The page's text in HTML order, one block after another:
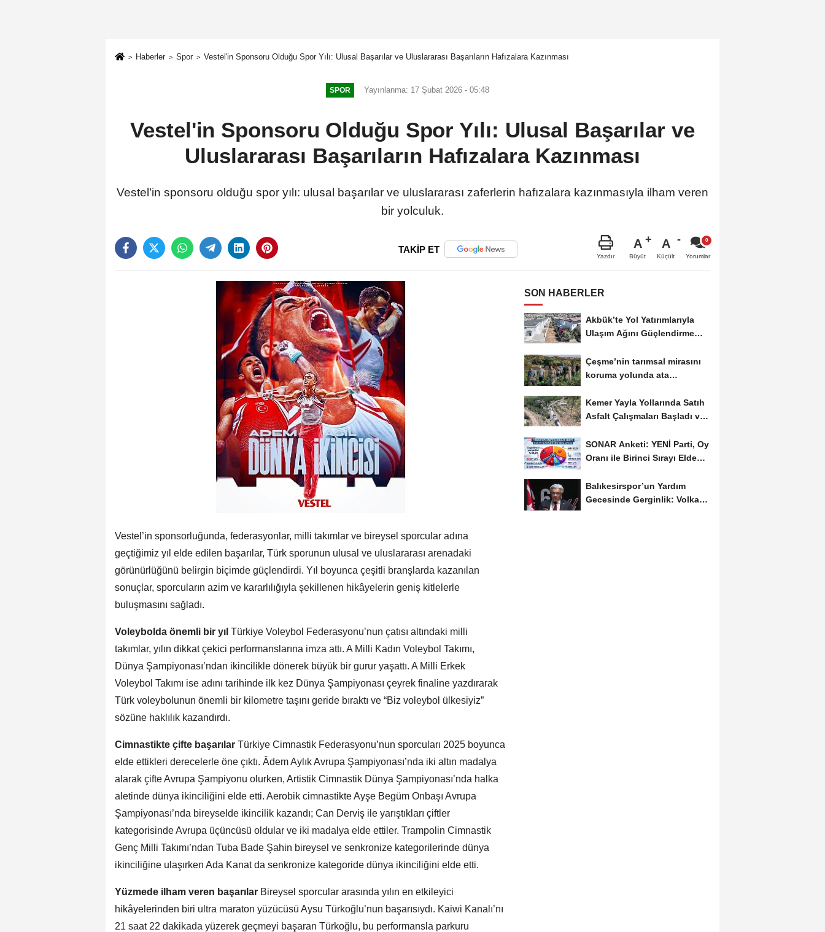
Haberler Spor Vestel'in Sponsoru Olduğu Spor Yılı: Ulusal Başarılar ve Uluslararası Başarıların Hafızalara Kazınması
SPOR Yayınlanma: 17 Şubat 2026 - 05:48
Vestel'in Sponsoru Olduğu Spor Yılı: Ulusal Başarılar ve
Uluslararası Başarıların Hafızalara Kazınması
Vestel’in sponsoru olduğu spor yılı: ulusal başarılar ve uluslararası zaferlerin hafızalara kazınmasıyla ilham veren
bir yolculuk.
TAKİP ET
Yazdır
A
Büyüt
A
Küçült Yorumlar
Vestel’in sponsorluğunda, federasyonlar, milli takımlar ve bireysel sporcular adına
geçtiğimiz yıl elde edilen başarılar, Türk sporunun ulusal ve uluslararası arenadaki
görünürlüğünü belirgin biçimde güçlendirdi. Yıl boyunca çeşitli branşlarda kazanılan
sonuçlar, sporcuların azim ve kararlılığıyla şekillenen hikâyelerin geniş kitlelerle
buluşmasını sağladı.
Voleybolda önemli bir yıl Türkiye Voleybol Federasyonu’nun çatısı altındaki milli
takımlar, yılın dikkat çekici performanslarına imza attı. A Milli Kadın Voleybol Takımı,
Dünya Şampiyonası’ndan ikincilikle dönerek büyük bir gurur yaşattı. A Milli Erkek
Voleybol Takımı ise adını tarihinde ilk kez Dünya Şampiyonası çeyrek finaline yazdırarak
Türk voleybolunun önemli bir kilometre taşını geride bıraktı ve “Biz voleybol ülkesiyiz”
sözüne haklılık kazandırdı.
Cimnastikte çifte başarılar Türkiye Cimnastik Federasyonu’nun sporcuları 2025 boyunca
elde ettikleri derecelerle öne çıktı. Âdem Aylık Avrupa Şampiyonası’nda iki altın madalya
alarak çifte Avrupa Şampiyonu olurken, Artistik Cimnastik Dünya Şampiyonası’nda halka
aletinde dünya ikinciliğini elde etti. Aerobik cimnastikte Ayşe Begüm Onbaşı Avrupa
Şampiyonası’nda bireyselde ikincilik kazandı; Can Derviş ile yarıştıkları çiftler
kategorisinde Avrupa üçüncüsü oldular ve iki madalya elde ettiler. Trampolin Cimnastik
Genç Milli Takımı’ndan Tuba Bade Şahin bireysel ve senkronize kategorilerinde dünya
ikinciliğine ulaşırken Ada Kanat da senkronize kategoride dünya ikinciliğini elde etti.
Yüzmede ilham veren başarılar Bireysel sporcular arasında yılın en etkileyici
hikâyelerinden biri ultra maraton yüzücüsü Aysu Türkoğlu’nun başarısıydı. Kaiwi Kanalı’nı
21 saat 22 dakikada yüzerek geçmeyi başaran Türkoğlu, bu performansla parkuru
SON HABERLER
Akbük’te Yol Yatırımlarıyla
Ulaşım Ağını Güçlendirme
Çeşme’nin tarımsal mirasını
koruma yolunda ata
Kemer Yayla Yollarında Satıh
Asfalt Çalışmaları Başladı ve
SONAR Anketi: YENİ Parti, Oy
Oranı ile Birinci Sırayı Elde
Balıkesirspor’un Yardım
Gecesinde Gerginlik: Volkan